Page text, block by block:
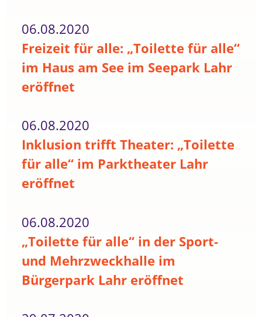
06.08.2020
Freizeit für alle: „Toilette für alle“
im Haus am See im Seepark Lahr
eröffnet
06.08.2020
Inklusion trifft Theater: „Toilette
für alle“ im Parktheater Lahr
eröffnet
06.08.2020
„Toilette für alle“ in der Sport-
und Mehrzweckhalle im
Bürgerpark Lahr eröffnet